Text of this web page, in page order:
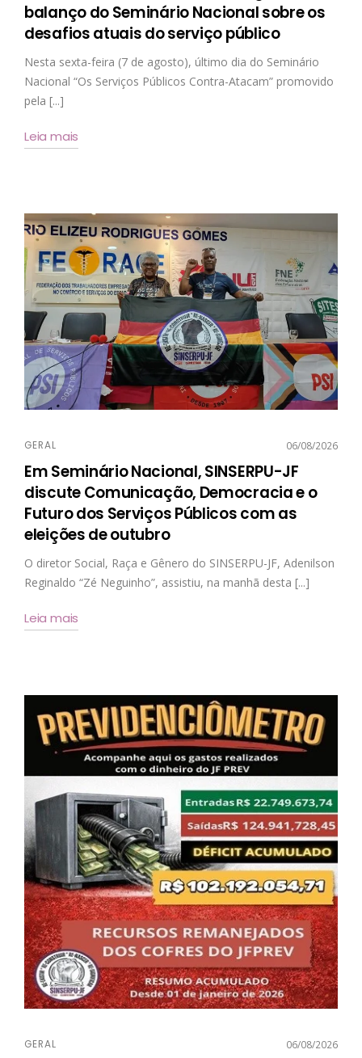
balanço do Seminário Nacional sobre os
desafios atuais do serviço público
Nesta sexta-feira (7 de agosto), último dia do Seminário
Nacional “Os Serviços Públicos Contra-Atacam” promovido
pela [...]
Leia mais
GERAL 06/08/2026
Em Seminário Nacional, SINSERPU-JF
discute Comunicação, Democracia e o
Futuro dos Serviços Públicos com as
eleições de outubro
O diretor Social, Raça e Gênero do SINSERPU-JF, Adenilson
Reginaldo “Zé Neguinho”, assistiu, na manhã desta [...]
Leia mais
GERAL 06/08/2026